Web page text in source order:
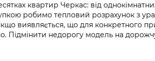
квартир Черкас: від
робимо тепловий розрахунок з
виявляється, що для конкретного
Підмінити недорогу модель на